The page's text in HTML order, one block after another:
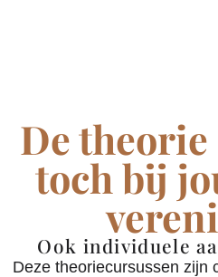
De
toch bij
Ook individuele
Deze theoriecursussen zijn